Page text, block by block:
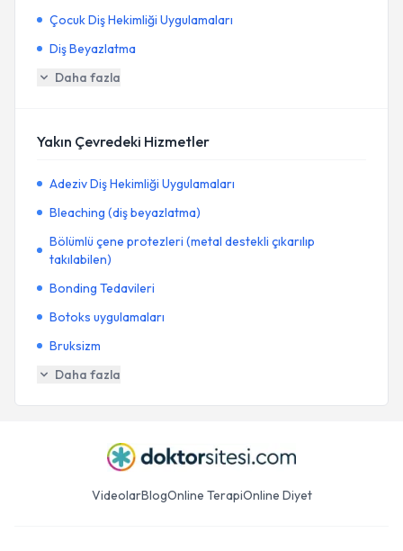
Çocuk Diş Hekimliği Uygulamaları
Diş Beyazlatma
Daha fazla
Yakın Çevredeki Hizmetler
Adeziv Diş Hekimliği Uygulamaları
Bleaching (diş beyazlatma)
Bölümlü çene protezleri (metal destekli çıkarılıp
takılabilen)
Bonding Tedavileri
Botoks uygulamaları
Bruksizm
Daha fazla
VideolarBlogOnline TerapiOnline Diyet